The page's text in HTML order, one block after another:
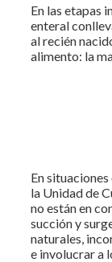
En las etapas
enteral
al recién
alimento: la
En
la Unidad de
no están en
succión y
naturales,
e involucrar a